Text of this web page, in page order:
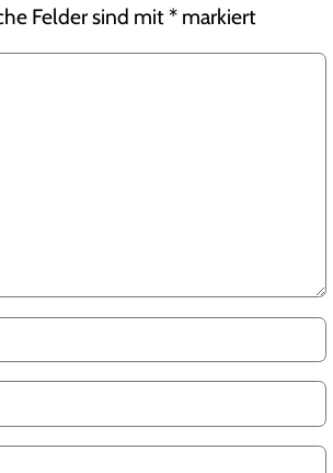
Felder sind mit* markiert